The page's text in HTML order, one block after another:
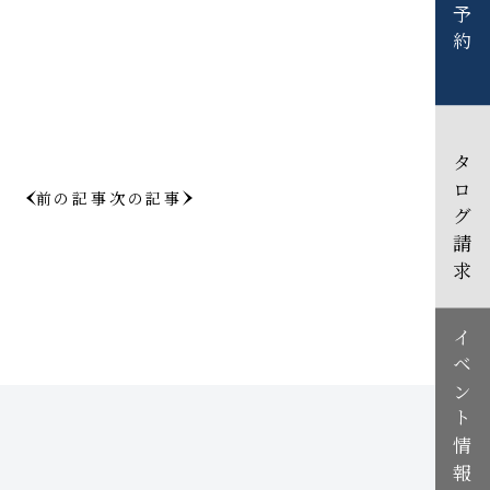
前の記事次の記事
カタログ請求
イベント情報